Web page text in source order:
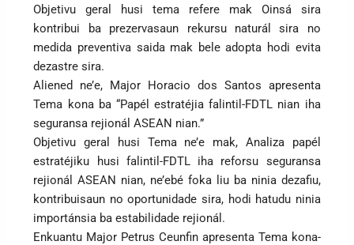
Objetivu geral husi tema refere mak Oinsá sira
kontribui ba prezervasaun rekursu naturál sira no
medida preventiva saida mak bele adopta hodi evita
dezastre sira.
Aliened ne’e, Major Horacio dos Santos apresenta
Tema kona ba “Papél estratéjia falintil-FDTL nian iha
seguransa rejionál ASEAN nian.”
Objetivu geral husi Tema ne’e mak, Analiza papél
estratéjiku husi falintil-FDTL iha reforsu seguransa
rejionál ASEAN nian, ne’ebé foka liu ba ninia dezafiu,
kontribuisaun no oportunidade sira, hodi hatudu ninia
importánsia ba estabilidade rejionál.
Enkuantu Major Petrus Ceunfin apresenta Tema kona-